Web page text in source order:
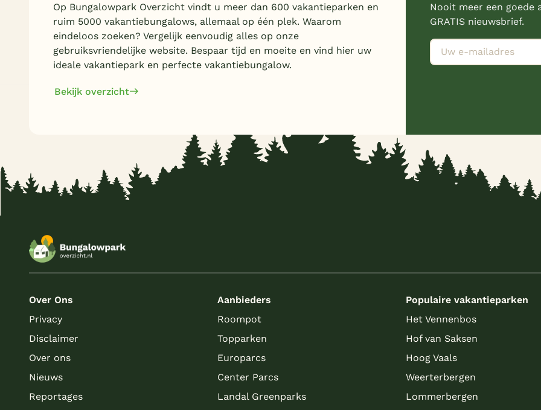
Op Bungalowpark Overzicht vindt u meer dan 600 vakantieparken en
ruim 5000 vakantiebungalows, allemaal op één plek. Waarom
eindeloos zoeken? Vergelijk eenvoudig alles op onze
gebruiksvriendelijke website. Bespaar tijd en moeite en vind hier uw
ideale vakantiepark en perfecte vakantiebungalow.
Bekijk overzicht
Nooit meer een goede
GRATIS nieuwsbrief.
Over Ons
Privacy
Disclaimer
Over ons
Nieuws
Reportages
Aanbieders
Roompot
Topparken
Europarcs
Center Parcs
Landal Greenparks
Populaire vakantieparken
Het Vennenbos
Hof van Saksen
Hoog Vaals
Weerterbergen
Lommerbergen